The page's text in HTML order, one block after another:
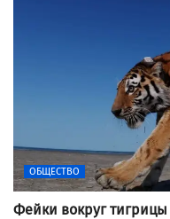
ОБЩЕСТВО
Фейки вокруг